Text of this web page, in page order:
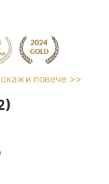
повече >>